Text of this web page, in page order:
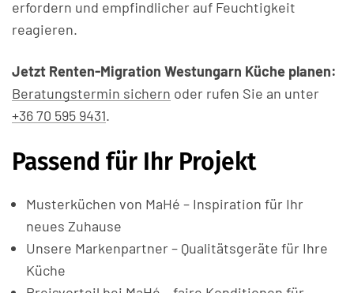
erfordern und empfindlicher auf Feuchtigkeit
reagieren.
Jetzt Renten-Migration Westungarn Küche planen:
Beratungstermin sichern oder rufen Sie an unter
+36 70 595 9431.
Passend für Ihr Projekt
Musterküchen von MaHé – Inspiration für Ihr
neues Zuhause
Unsere Markenpartner – Qualitätsgeräte für Ihre
Küche